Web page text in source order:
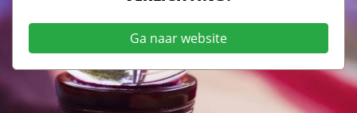
Ga naar website